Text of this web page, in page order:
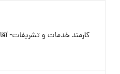
کارمند خدمات و تشریفات- آقا